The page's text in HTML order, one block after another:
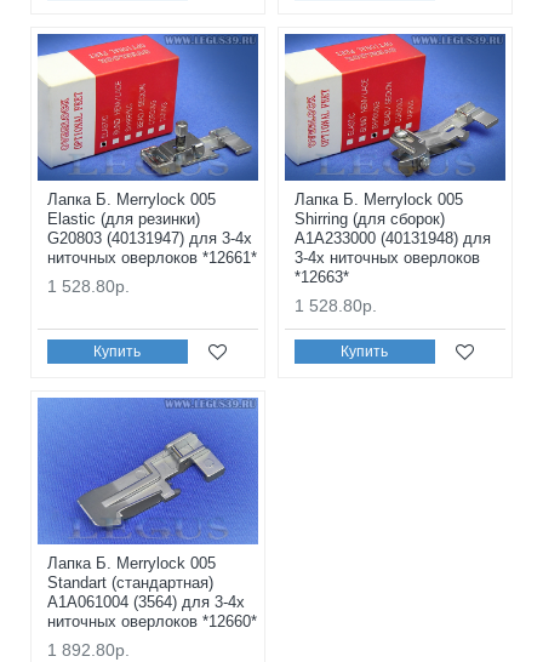
Лапка Б. Merrylock 005
Elastic (для резинки)
G20803 (40131947) для 3-4х
ниточных оверлоков *12661*
1 528.80р.
Купить
Лапка Б. Merrylock 005
Shirring (для сборок)
A1A233000 (40131948) для
3-4х ниточных оверлоков
*12663*
1 528.80р.
Купить
Лапка Б. Merrylock 005
Standart (cтандартная)
A1A061004 (3564) для 3-4х
ниточных оверлоков *12660*
1 892.80р.